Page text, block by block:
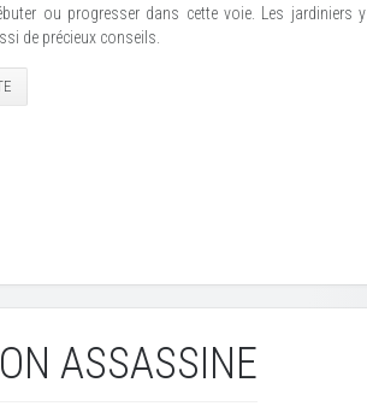
ou progresser dans cette voie. Les jardiniers y
de précieux conseils.
ASSASSINE